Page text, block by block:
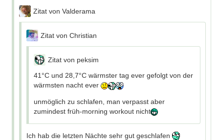
Zitat von Valderama
Zitat von Christian
Zitat von peksim
41°C und 28,7°C wärmster tag ever gefolgt von der
wärmsten nacht ever
unmöglich zu schlafen, man verpasst aber
zumindest früh-morning workout nicht
Ich hab die letzten Nächte sehr gut geschlafen